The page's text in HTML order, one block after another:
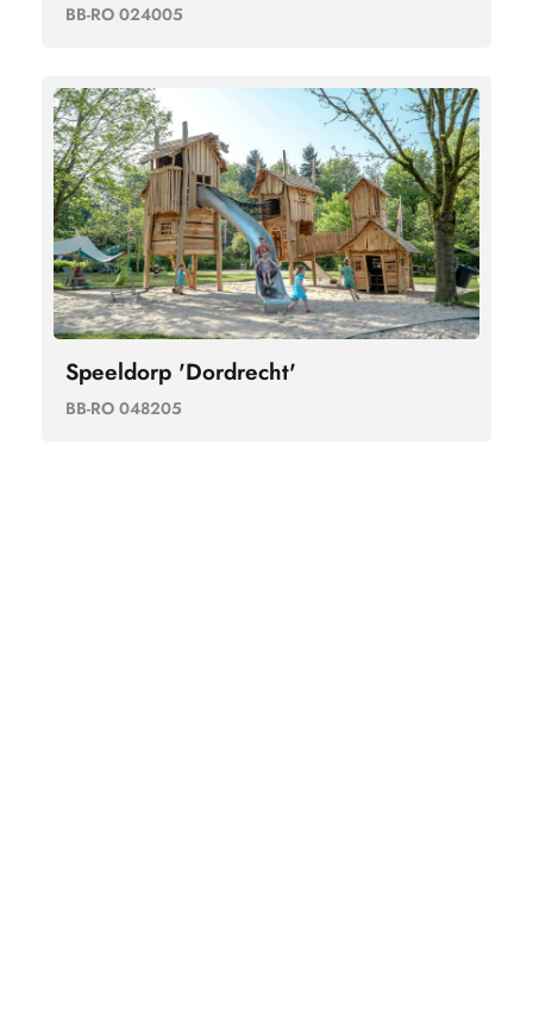
BB-RO 024005
Speeldorp 'Dordrecht'
BB-RO 048205